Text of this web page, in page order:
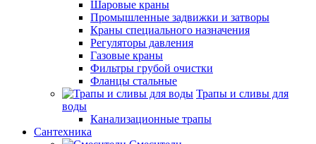
Шаровые краны
Промышленные задвижки и затворы
Краны специального назначения
Регуляторы давления
Газовые краны
Фильтры грубой очистки
Фланцы стальные
Трапы и сливы для
воды
Канализационные трапы
Сантехника